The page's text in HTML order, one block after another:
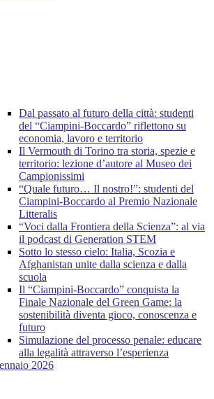
Dal passato al futuro della città: studenti
del “Ciampini-Boccardo” riflettono su
economia, lavoro e territorio
Il Vermouth di Torino tra storia, spezie e
territorio: lezione d’autore al Museo dei
Campionissimi
“Quale futuro… Il nostro!”: studenti del
Ciampini-Boccardo al Premio Nazionale
Litteralis
“Voci dalla Frontiera della Scienza”: al via
il podcast di Generation STEM
Sotto lo stesso cielo: Italia, Scozia e
Afghanistan unite dalla scienza e dalla
scuola
Il “Ciampini-Boccardo” conquista la
Finale Nazionale del Green Game: la
sostenibilità diventa gioco, conoscenza e
futuro
Simulazione del processo penale: educare
alla legalità attraverso l’esperienza
2026